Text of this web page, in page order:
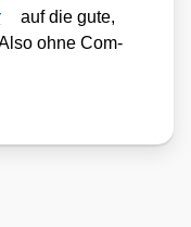
auf die gute,
ohne Com­